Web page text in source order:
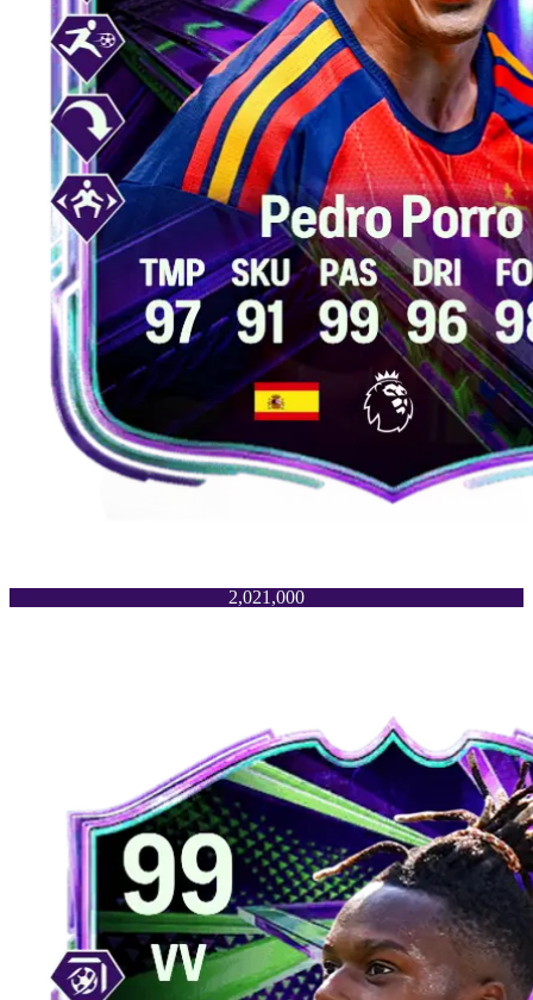
2,021,000